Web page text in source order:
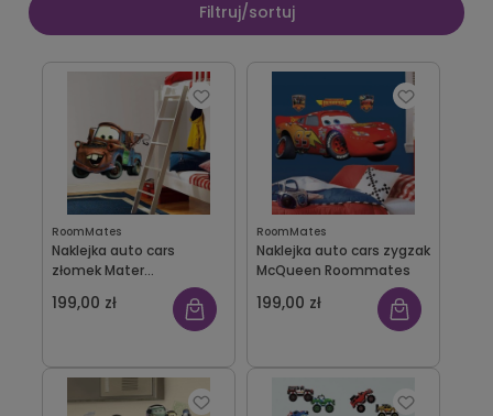
Filtruj/sortuj
RoomMates
Naklejka auto cars
złomek Mater
199,00 zł
RoomMates
Naklejka auto cars zygzak
McQueen Roommates
199,00 zł